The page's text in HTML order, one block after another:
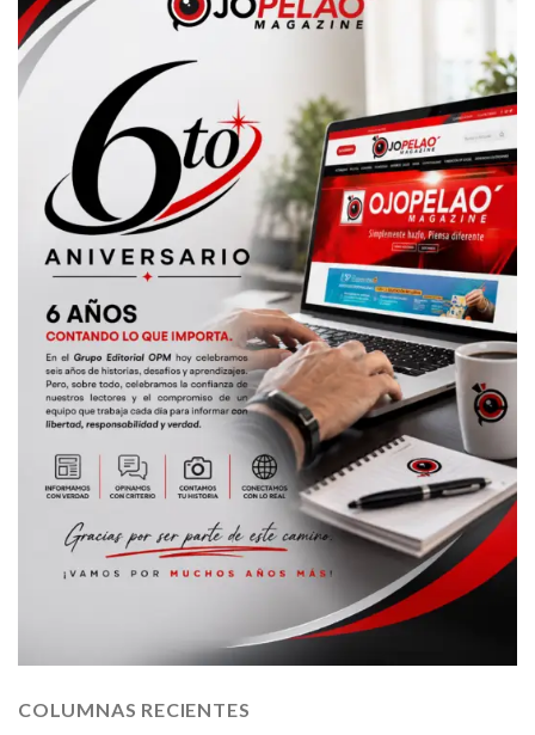
COLUMNAS RECIENTES